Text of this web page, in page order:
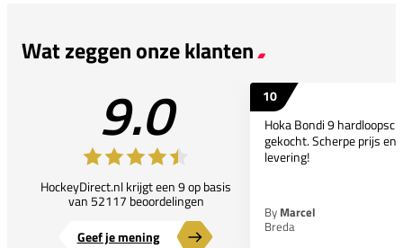
Wat zeggen onze klanten
9.0
HockeyDirect.nl krijgt een 9 op basis
van 52117 beoordelingen
Geef je mening
10
Hoka Bondi 9
gekocht. Scherpe prijs en
levering!
By Marcel
Breda